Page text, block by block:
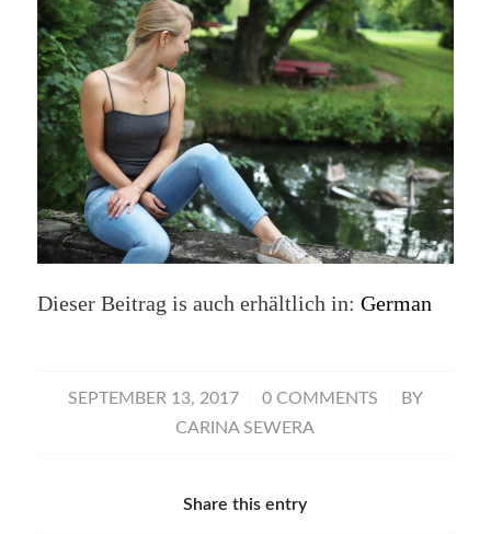
Dieser Beitrag is auch erhältlich in: German
SEPTEMBER 13, 2017
/ 0 COMMENTS
/
BY
CARINA SEWERA
Share this entry